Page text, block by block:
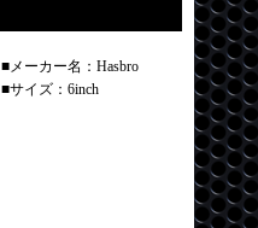
■メーカー名：Hasbro
■サイズ：6inch